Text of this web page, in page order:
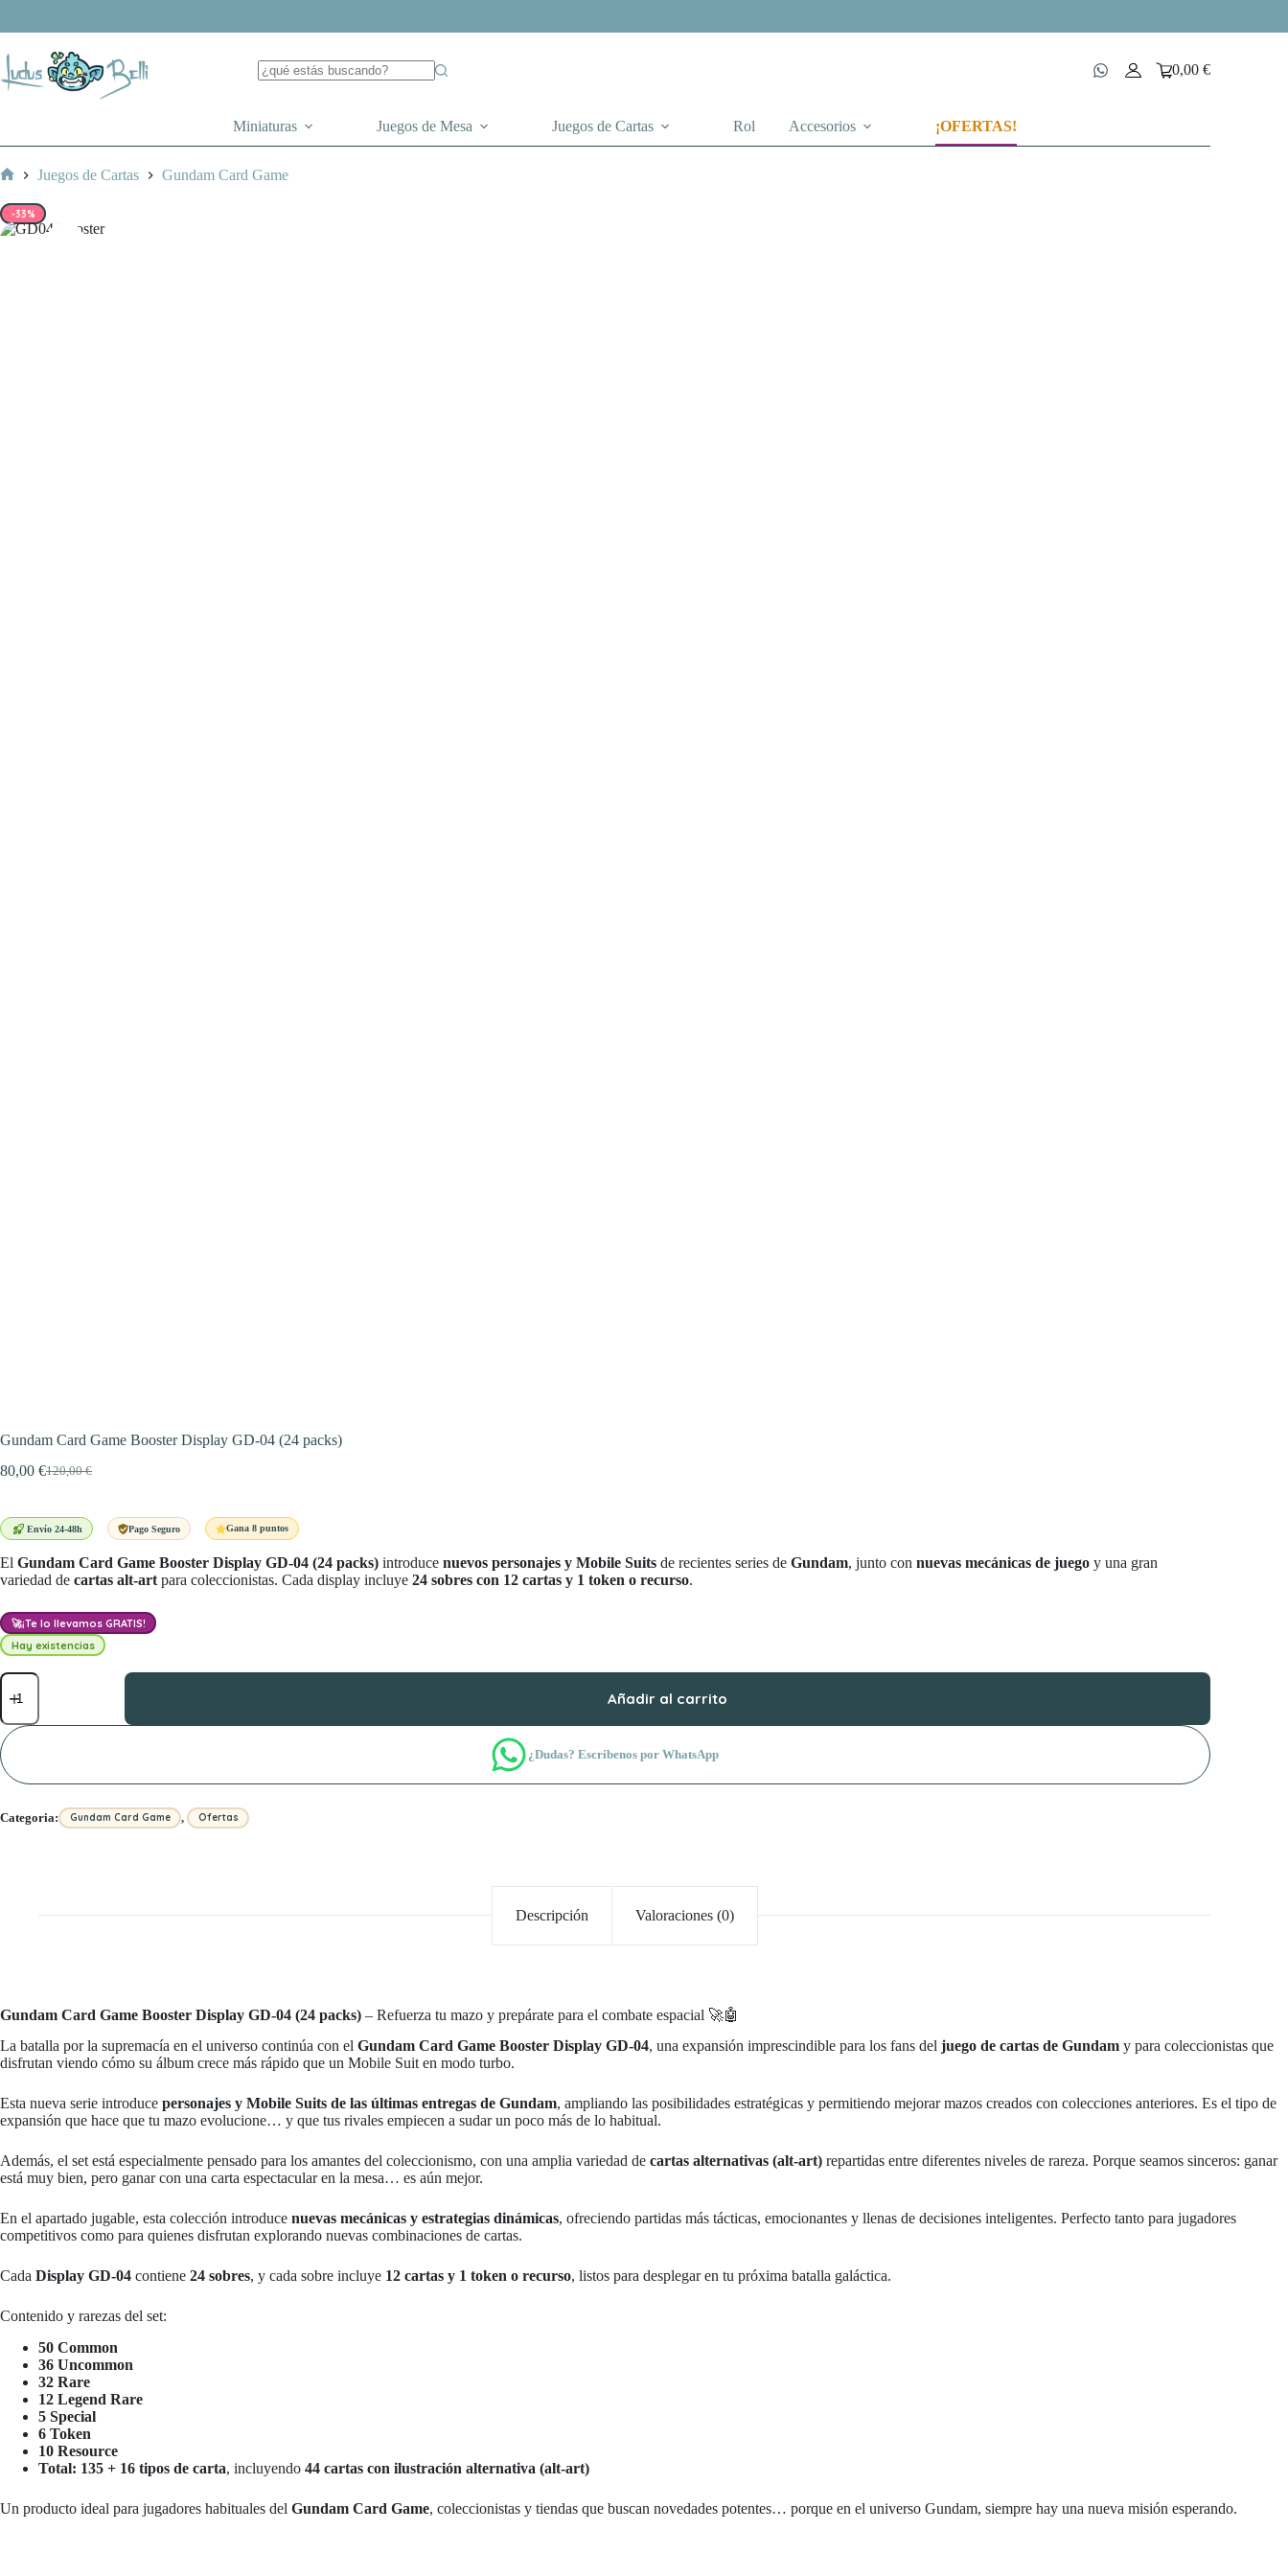
Carro
0,00€
Miniaturas Juegos de Mesa Juegos de Cartas Rol Accesorios ¡OFERTAS!
Juegos de Cartas Gundam Card Game
-33%
Gundam Card Game Booster Display GD-04 (24 packs)
120,00€
El
era:
80,00 €El
es:
Envío 24-48h Pago Seguro Gana 8 puntos
El Gundam Card Game Booster Display GD-04 (24 packs) introduce nuevos personajes y Mobile Suits de recientes series de Gundam, junto con nuevas mecánicas de juego y una gran
variedad de cartas alt-artpara coleccionistas. Cada display incluye 24 sobres con 12 cartas y 1 token o recurso.
🚀¡Te lo llevamos GRATIS!
Hay existencias
Gundam
Card
Booster
Display
GD-
04
cantidad
Añadir al carrito
¿Dudas? Escríbenos por WhatsApp
Categoria: Gundam Card Game , Ofertas
Descripción Valoraciones (0)
Gundam Card Game Booster Display GD-04 (24 packs) – Refuerza tu mazo y prepárate para el combate espacial 🚀🤖
La batalla por la supremacía en el universo continúa con el Gundam Card Game Booster Display GD-04, una expansión imprescindible para los fans del juego de cartas de Gundam y para coleccionistas que
disfrutan viendo cómo su álbum crece más rápido que un Mobile Suit en modo turbo.
Esta nueva serie introduce personajes y Mobile Suits de las últimas entregas de Gundam, ampliando las posibilidades estratégicas y permitiendo mejorar mazos creados con colecciones anteriores. Es el tipo de
expansión que hace que tu mazo evolucione… y que tus rivales empiecen a sudar un poco más de lo habitual.
Además, el set está especialmente pensado para los amantes del coleccionismo, con una amplia variedad de cartas alternativas (alt-art) repartidas entre diferentes niveles de rareza. Porque seamos sinceros: ganar
está muy bien, pero ganar con una carta espectacular en la mesa… es aún mejor.
En el apartado jugable, esta colección introduce nuevas mecánicas y estrategias dinámicas, ofreciendo partidas más tácticas, emocionantes y llenas de decisiones inteligentes. Perfecto tanto para jugadores
competitivos como para quienes disfrutan explorando nuevas combinaciones de cartas.
Cada Display GD-04 contiene 24 sobres, y cada sobre incluye 12 cartas y 1 token o recurso, listos para desplegar en tu próxima batalla galáctica.
Contenido y rarezas del set:
50 Common
36 Uncommon
32 Rare
12 Legend Rare
5 Special
6 Token
10 Resource
Total: 135 + 16 tipos de carta, incluyendo 44 cartas con ilustración alternativa (alt-art)
Un producto ideal para jugadores habituales del Gundam Card Game, coleccionistas y tiendas que buscan novedades potentes… porque en el universo Gundam, siempre hay una nueva misión esperando.